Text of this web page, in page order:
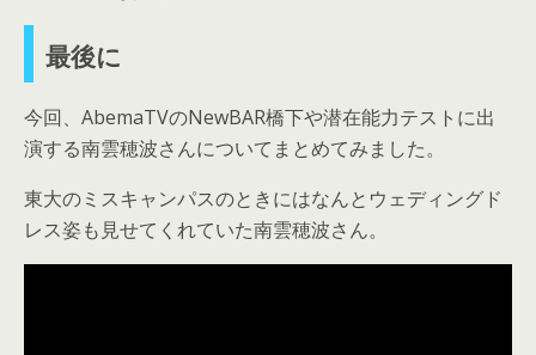
最後に
今回、AbemaTVのNewBAR橋下や潜在能力テストに出
演する南雲穂波さんについてまとめてみました。
東大のミスキャンパスのときにはなんとウェディングド
レス姿も見せてくれていた南雲穂波さん。